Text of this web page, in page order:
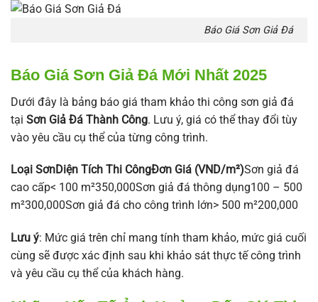
Báo Giá Sơn Giả Đá
Báo Giá Sơn Giả Đá Mới Nhất 2025
Dưới đây là bảng báo giá tham khảo thi công sơn giả đá
tại Sơn Giả Đá Thành Công. Lưu ý, giá có thể thay đổi tùy
vào yêu cầu cụ thể của từng công trình.
Loại SơnDiện Tích Thi CôngĐơn Giá (VND/m²)Sơn giả đá
cao cấp< 100 m²350,000Sơn giả đá thông dụng100 – 500
m²300,000Sơn giả đá cho công trình lớn> 500 m²200,000
Lưu ý: Mức giá trên chỉ mang tính tham khảo, mức giá cuối
cùng sẽ được xác định sau khi khảo sát thực tế công trình
và yêu cầu cụ thể của khách hàng.